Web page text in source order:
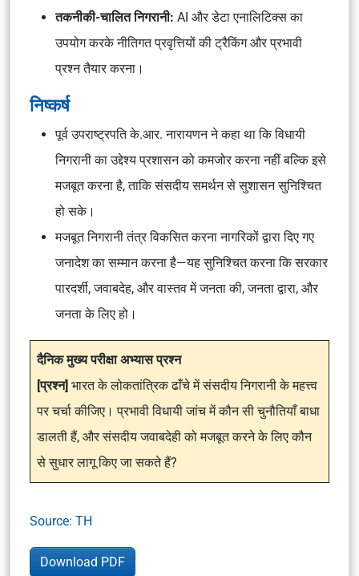
तकनीकी-चालित निगरानी: AI और डेटा एनालिटिक्सका
उपयोग करकेनीतिगत प्रवृत्तियों की ट्रैकिंगऔरप्रभावी
प्रश्नतैयार करना।
निष्कर्ष
पूर्व उपराष्ट्रपतिके.आर. नारायणनने कहा था किविधायी
निगरानी का उद्देश्य प्रशासन को कमजोर करना नहीं बल्कि इसे
मजबूत करना है, ताकिसंसदीय समर्थनसे सुशासन सुनिश्चित
हो सके।
मजबूत निगरानी तंत्र विकसित करना नागरिकों द्वारा दिए गए
जनादेशका सम्मान करना है—यह सुनिश्चित करना किसरकार
पारदर्शी, जवाबदेह, और वास्तव मेंजनता की, जनता द्वारा, और
जनता के लिएहो।
दैनिक मुख्य परीक्षा अभ्यास प्रश्न
[प्रश्न] भारत के लोकतांत्रिक ढाँचे में संसदीय निगरानी के महत्त्व
पर चर्चा कीजिए। प्रभावी विधायी जांच में कौन सी चुनौतियाँ बाधा
डालती हैं, और संसदीय जवाबदेही को मजबूत करने के लिए कौन
से सुधार लागू किए जा सकते हैं?
Source: TH
Download PDF